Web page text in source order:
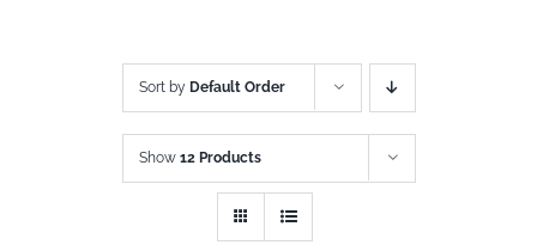
Sort by Default Order
Show 12 Products